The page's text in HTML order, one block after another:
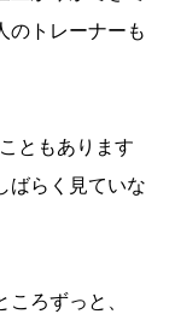
のトレーナーも
ともあります
ばらく見ていな
ろずっと、